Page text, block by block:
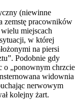
(niewinne
zemstę pracowników
miejscach
w której
na piersi
Podobnie gdy
o „ponownym chrzcie
widownia
nerwowym
kolejny żart.